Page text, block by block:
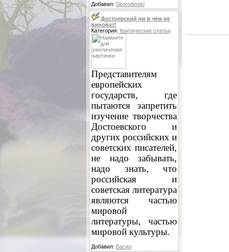
Добавил: Skorodinski
Достоевский ни в чём не
виноват!
Категория: Критические статьи
Представителям
европейских
государств, где
пытаются запретить
изучение творчества
Достоевского и
других российских и
советских писателей,
не надо забывать,
надо знать, что
российская и
советская литература
являются частью
мировой
литературы, частью
мировой культуры.
Добавил: Васил